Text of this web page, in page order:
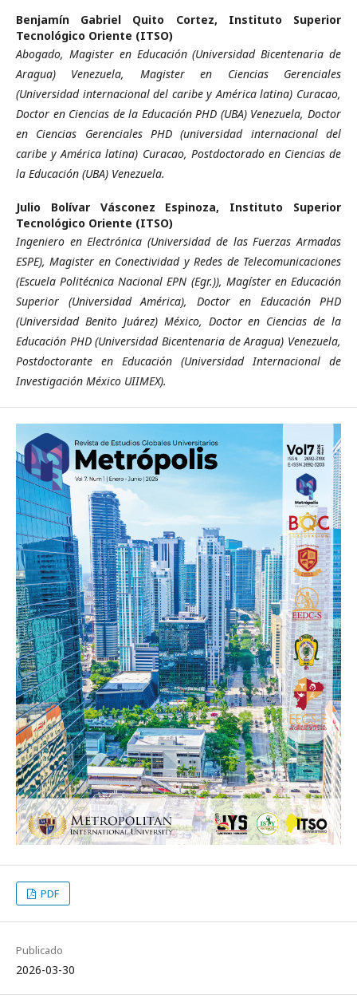
Benjamín Gabriel Quito Cortez, Instituto Superior
Tecnológico Oriente (ITSO)
Abogado, Magister en Educación (Universidad Bicentenaria de
Aragua) Venezuela, Magister en Ciencias Gerenciales
(Universidad internacional del caribe y América latina) Curacao,
Doctor en Ciencias de la Educación PHD (UBA) Venezuela, Doctor
en Ciencias Gerenciales PHD (universidad internacional del
caribe y América latina) Curacao, Postdoctorado en Ciencias de
la Educación (UBA) Venezuela.
Julio Bolívar Vásconez Espinoza, Instituto Superior
Tecnológico Oriente (ITSO)
Ingeniero en Electrónica (Universidad de las Fuerzas Armadas
ESPE), Magister en Conectividad y Redes de Telecomunicaciones
(Escuela Politécnica Nacional EPN (Egr.)), Magíster en Educación
Superior (Universidad América), Doctor en Educación PHD
(Universidad Benito Juárez) México, Doctor en Ciencias de la
Educación PHD (Universidad Bicentenaria de Aragua) Venezuela,
Postdoctorante en Educación (Universidad Internacional de
Investigación México UIIMEX).
PDF
Publicado
2026-03-30